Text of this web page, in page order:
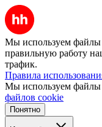
Мы используем файлы
правильную работу
трафик.
Правила
Мы используем файлы
файлов cookie
Понятно